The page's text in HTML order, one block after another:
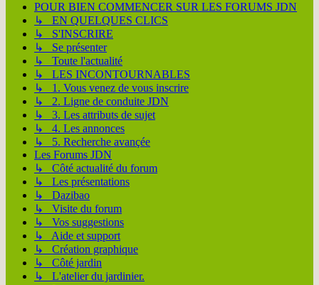
POUR BIEN COMMENCER SUR LES FORUMS JDN
↳ EN QUELQUES CLICS
↳ S'INSCRIRE
↳ Se présenter
↳ Toute l'actualité
↳ LES INCONTOURNABLES
↳ 1. Vous venez de vous inscrire
↳ 2. Ligne de conduite JDN
↳ 3. Les attributs de sujet
↳ 4. Les annonces
↳ 5. Recherche avançée
Les Forums JDN
↳ Côté actualité du forum
↳ Les présentations
↳ Dazibao
↳ Visite du forum
↳ Vos suggestions
↳ Aide et support
↳ Création graphique
↳ Côté jardin
↳ L'atelier du jardinier.